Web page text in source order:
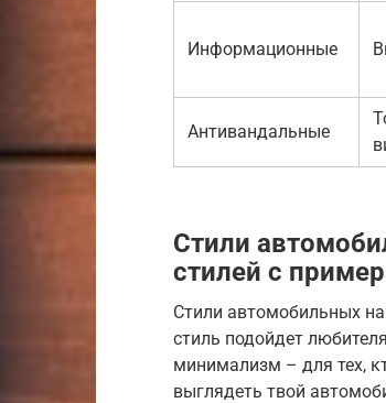
Информационные
Антивандальные
Стили
стилей с
Стили автомобильных
стиль подойдет
минимализм – для тех,
выглядеть твой